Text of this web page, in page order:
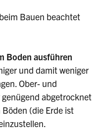
Bauen beachtet
Boden ausführen
und damit weniger
Ober- und
abgetrocknet
(die Erde ist